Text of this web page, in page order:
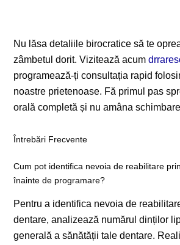
Nu lăsa detaliile birocratice să te
zâmbetul dorit. Vizitează acum
programează-ți consultația rapid
noastre prietenoase. Fă primul pas
orală completă și nu amâna
Întrebări Frecvente
Cum pot identifica nevoia de reabilitare
înainte de programare?
Pentru a identifica nevoia de
dentare, analizează numărul dinților
generală a sănătății tale dentare.